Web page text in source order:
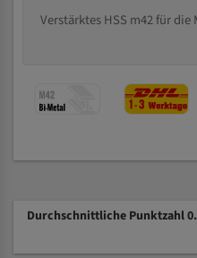
Verstärktes HSS m42 für
Durchschnittliche Punktzahl